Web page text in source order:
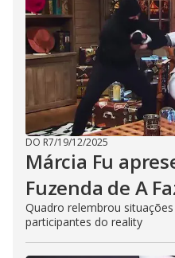
DO R7/19/12/2025
Márcia Fu
Fuzenda de A
Quadro relembrou
participantes do reality